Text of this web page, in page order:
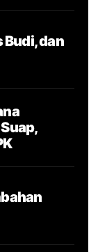
Budi, dan